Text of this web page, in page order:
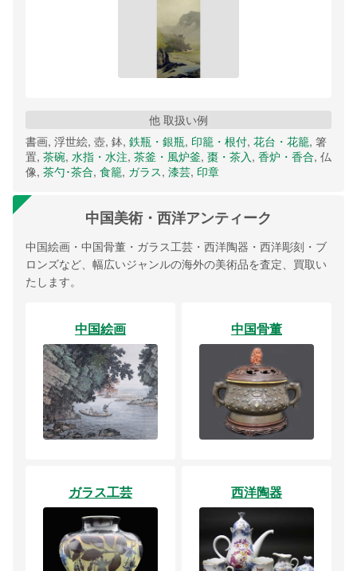
他 取扱い例
書画, 浮世絵, 壺, 鉢, 鉄瓶・銀瓶, 印籠・根付, 花台・花籠, 箸
置, 茶碗, 水指・水注, 茶釜・風炉釜, 棗・茶入, 香炉・香合, 仏
像, 茶勺･茶合, 食籠, ガラス, 漆芸, 印章
中国美術・西洋アンティーク
中国絵画・中国骨董・ガラス工芸・西洋陶器・西洋彫刻・ブ
ロンズなど、幅広いジャンルの海外の美術品を査定、買取い
たします。
中国絵画 中国骨董
ガラス工芸 西洋陶器